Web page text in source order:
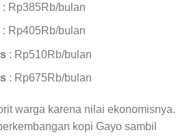
: Rp385Rb/bulan
: Rp405Rb/bulan
: Rp510Rb/bulan
: Rp675Rb/bulan
warga karena nilai ekonomisnya.
kopi Gayo sambil